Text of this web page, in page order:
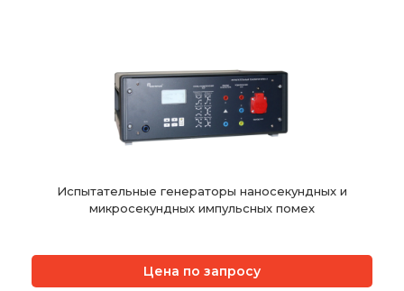
Испытательные генераторы наносекундных и
микросекундных импульсных помех
Цена по запросу